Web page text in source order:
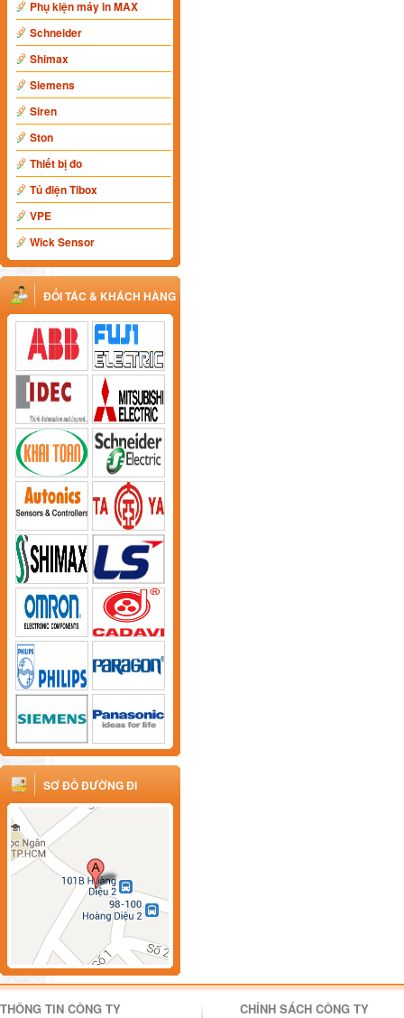
Phụ kiện máy in MAX
Schneider
Shimax
Siemens
Siren
Ston
Thiết bị đo
Tủ điện Tibox
VPE
Wick Sensor
ĐỐI TÁC & KHÁCH HÀNG
SƠ ĐỒ ĐƯỜNG ĐI
THÔNG TIN CÔNG TY CHÍNH SÁCH CÔNG TY